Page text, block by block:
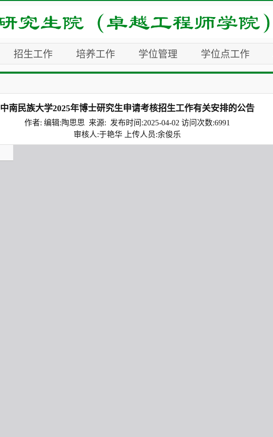
招生工作 培养工作 学位管理 学位点工作
中南民族大学2025年博士研究生申请考核招生工作有关安排的公告
作者: 编辑:陶思思 来源: 发布时间:2025-04-02 访问次数:6991
审核人:于艳华 上传人员:余俊乐